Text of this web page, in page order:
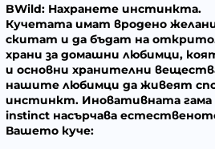
BWild: Нахранете инстинкта.
Кучетата имат вродено
скитат и да бъдат на
храни за домашни любимци,
и основни хранителни
нашите любимци да живеят
инстинкт. Иновативната гама
instinct насърчава
Вашето куче: